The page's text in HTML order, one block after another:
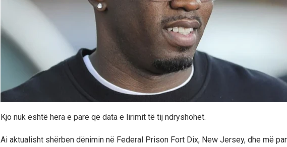
Kjo nuk është hera e parë që data e lirimit të tij ndryshohet.
Ai aktualisht shërben dënimin në Federal Prison Fort Dix, New Jersey, dhe më